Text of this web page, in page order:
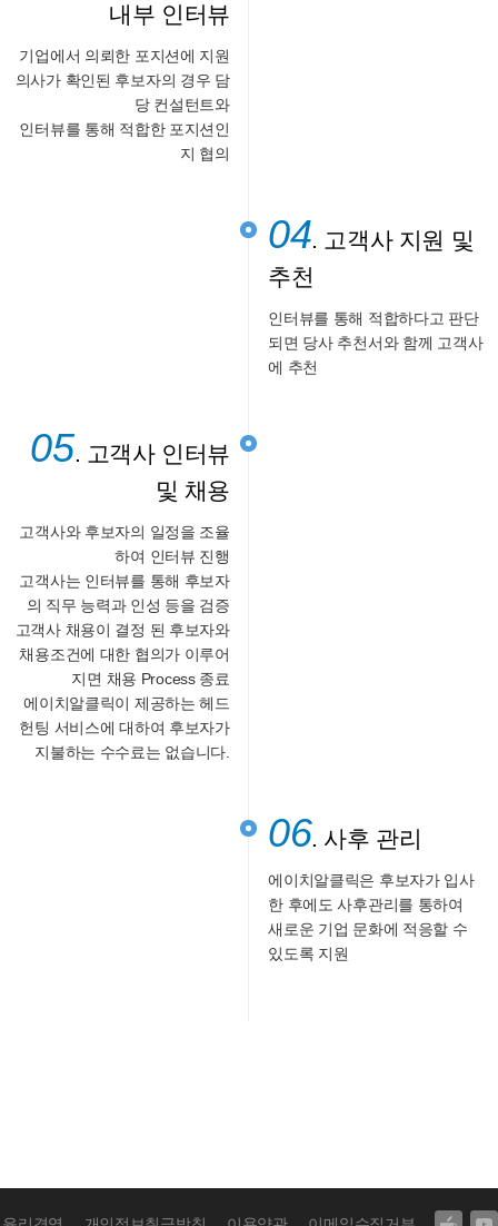
내부 인터뷰
기업에서 의뢰한 포지션에 지원
의사가 확인된 후보자의 경우 담
당 컨설턴트와
인터뷰를 통해 적합한 포지션인
지 협의
04. 고객사 지원 및
추천
인터뷰를 통해 적합하다고 판단
되면 당사 추천서와 함께 고객사
에 추천
05. 고객사 인터뷰
및 채용
고객사와 후보자의 일정을 조율
하여 인터뷰 진행
고객사는 인터뷰를 통해 후보자
의 직무 능력과 인성 등을 검증
고객사 채용이 결정 된 후보자와
채용조건에 대한 협의가 이루어
지면 채용 Process 종료
에이치알클릭이 제공하는 헤드
헌팅 서비스에 대하여 후보자가
지불하는 수수료는 없습니다.
06. 사후 관리
에이치알클릭은 후보자가 입사
한 후에도 사후관리를 통하여
새로운 기업 문화에 적응할 수
있도록 지원